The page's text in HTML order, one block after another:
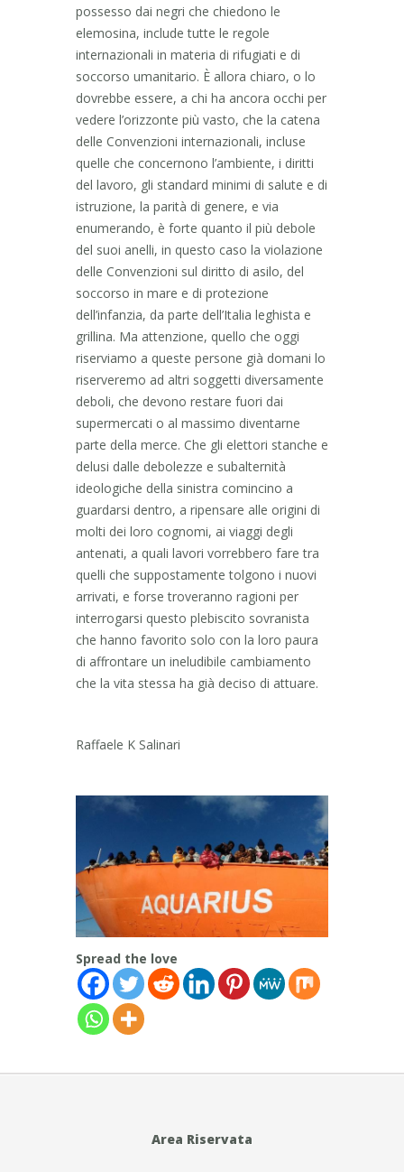
possesso dai negri che chiedono le
elemosina, include tutte le regole
internazionali in materia di rifugiati e di
soccorso umanitario. È allora chiaro, o lo
dovrebbe essere, a chi ha ancora occhi per
vedere l’orizzonte più vasto, che la catena
delle Convenzioni internazionali, incluse
quelle che concernono l’ambiente, i diritti
del lavoro, gli standard minimi di salute e di
istruzione, la parità di genere, e via
enumerando, è forte quanto il più debole
del suoi anelli, in questo caso la violazione
delle Convenzioni sul diritto di asilo, del
soccorso in mare e di protezione
dell’infanzia, da parte dell’Italia leghista e
grillina. Ma attenzione, quello che oggi
riserviamo a queste persone già domani lo
riserveremo ad altri soggetti diversamente
deboli, che devono restare fuori dai
supermercati o al massimo diventarne
parte della merce. Che gli elettori stanche e
delusi dalle debolezze e subalternità
ideologiche della sinistra comincino a
guardarsi dentro, a ripensare alle origini di
molti dei loro cognomi, ai viaggi degli
antenati, a quali lavori vorrebbero fare tra
quelli che suppostamente tolgono i nuovi
arrivati, e forse troveranno ragioni per
interrogarsi questo plebiscito sovranista
che hanno favorito solo con la loro paura
di affrontare un ineludibile cambiamento
che la vita stessa ha già deciso di attuare.
Raffaele K Salinari
Spread the love
Area Riservata